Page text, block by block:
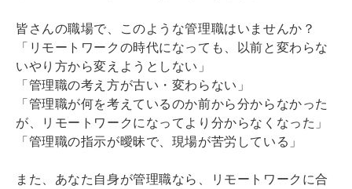
皆さんの職場で、このような管理職はいませんか？
「リモートワークの時代になっても、以前と変わらな
いやり方から変えようとしない」
「管理職の考え方が古い・変わらない」
「管理職が何を考えているのか前から分からなかった
が、リモートワークになってより分からなくなった」
「管理職の指示が曖昧で、現場が苦労している」
また、あなた自身が管理職なら、リモートワークに合